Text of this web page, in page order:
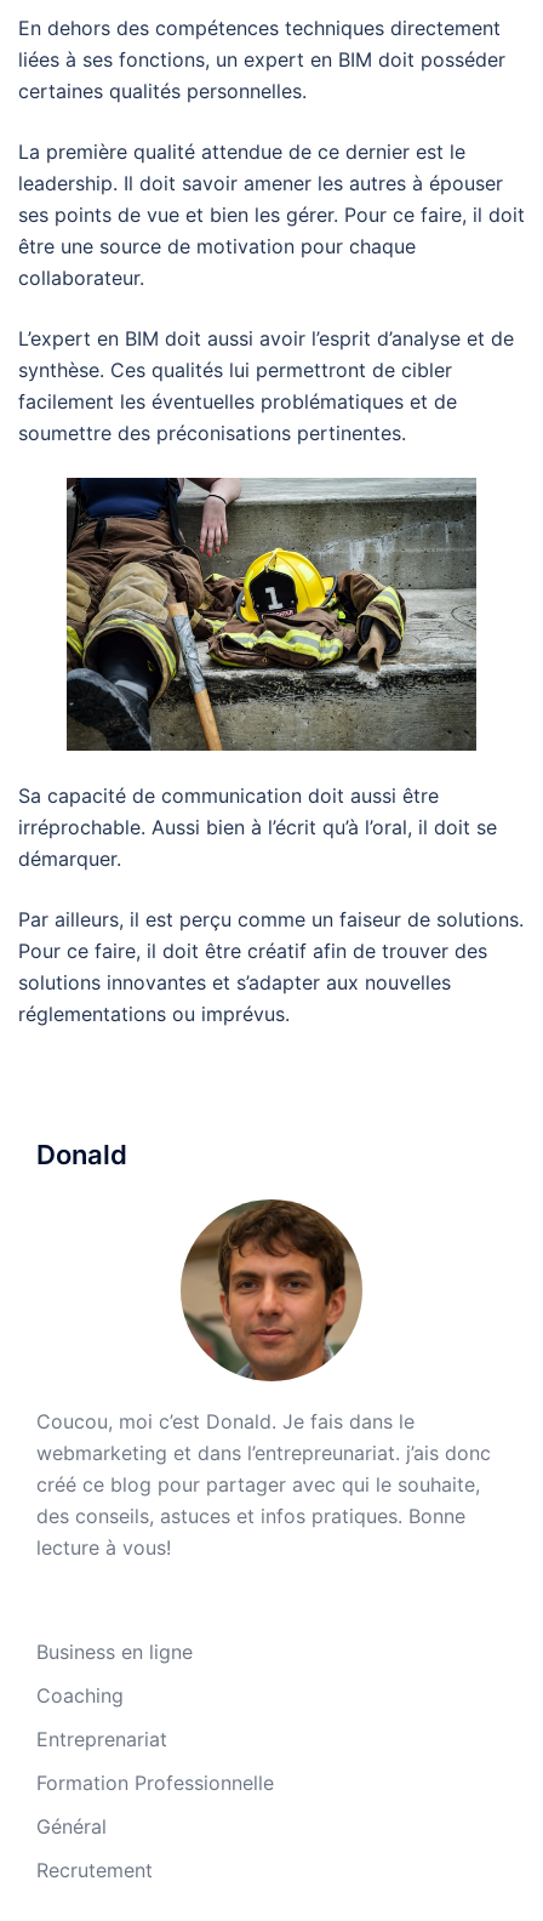
En dehors des compétences techniques directement
liées à ses fonctions, un expert en BIM doit posséder
certaines qualités personnelles.
La première qualité attendue de ce dernier est le
leadership. Il doit savoir amener les autres à épouser
ses points de vue et bien les gérer. Pour ce faire, il doit
être une source de motivation pour chaque
collaborateur.
L’expert en BIM doit aussi avoir l’esprit d’analyse et de
synthèse. Ces qualités lui permettront de cibler
facilement les éventuelles problématiques et de
soumettre des préconisations pertinentes.
Sa capacité de communication doit aussi être
irréprochable. Aussi bien à l’écrit qu’à l’oral, il doit se
démarquer.
Par ailleurs, il est perçu comme un faiseur de solutions.
Pour ce faire, il doit être créatif afin de trouver des
solutions innovantes et s’adapter aux nouvelles
réglementations ou imprévus.
Donald
Coucou, moi c’est Donald. Je fais dans le
webmarketing et dans l’entrepreunariat. j’ais donc
créé ce blog pour partager avec qui le souhaite,
des conseils, astuces et infos pratiques. Bonne
lecture à vous!
Business en ligne
Coaching
Entreprenariat
Formation Professionnelle
Général
Recrutement